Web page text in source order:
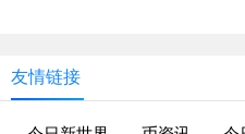
友情链接